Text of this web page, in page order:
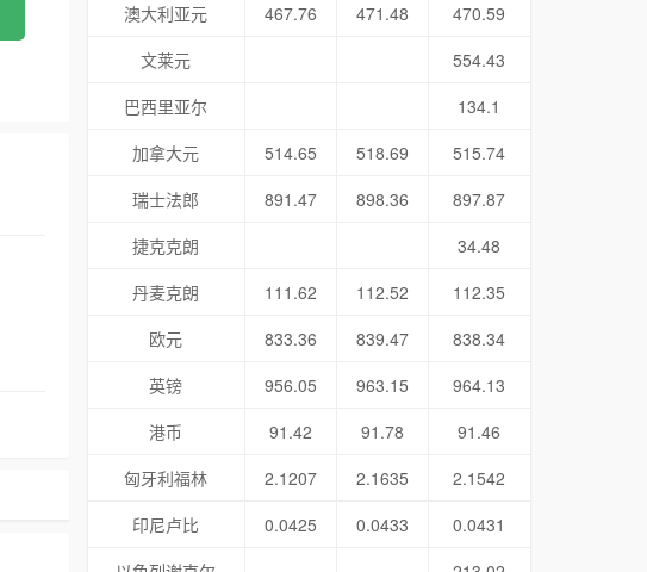
澳大利亚元
467.76 471.48
470.59
文莱元
554.43
巴西里亚尔
134.1
加拿大元
514.65 518.69
515.74
瑞士法郎
891.47 898.36
897.87
捷克克朗
34.48
丹麦克朗
111.62 112.52
112.35
欧元
833.36 839.47
838.34
英镑
956.05 963.15
964.13
港币
91.42 91.78
91.46
匈牙利福林
2.1207 2.1635
2.1542
印尼卢比
0.0425 0.0433
0.0431